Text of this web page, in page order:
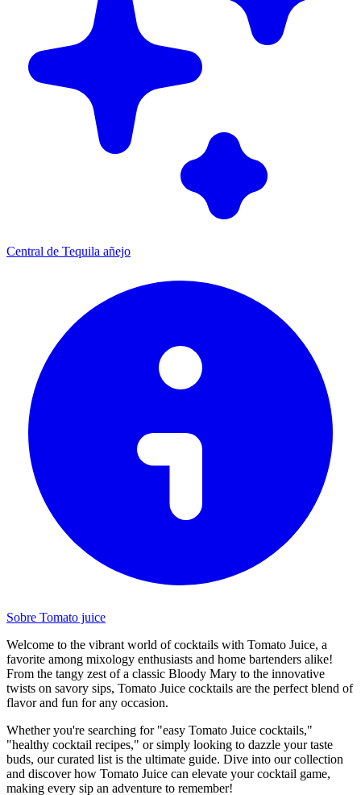
Central de Tequila añejo
Sobre Tomato juice
Welcome to the vibrant world of cocktails with Tomato Juice, a
favorite among mixology enthusiasts and home bartenders alike!
From the tangy zest of a classic Bloody Mary to the innovative
twists on savory sips, Tomato Juice cocktails are the perfect blend of
flavor and fun for any occasion.
Whether you're searching for "easy Tomato Juice cocktails,"
"healthy cocktail recipes," or simply looking to dazzle your taste
buds, our curated list is the ultimate guide. Dive into our collection
and discover how Tomato Juice can elevate your cocktail game,
making every sip an adventure to remember!